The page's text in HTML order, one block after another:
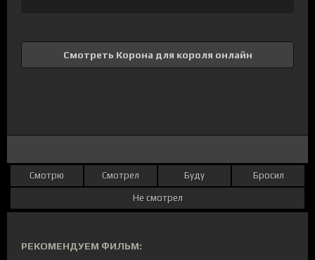
Смотреть Корона для короля онлайн
Смотрю Смотрел Буду Бросил
Не смотрел
РЕКОМЕНДУЕМ ФИЛЬМ: